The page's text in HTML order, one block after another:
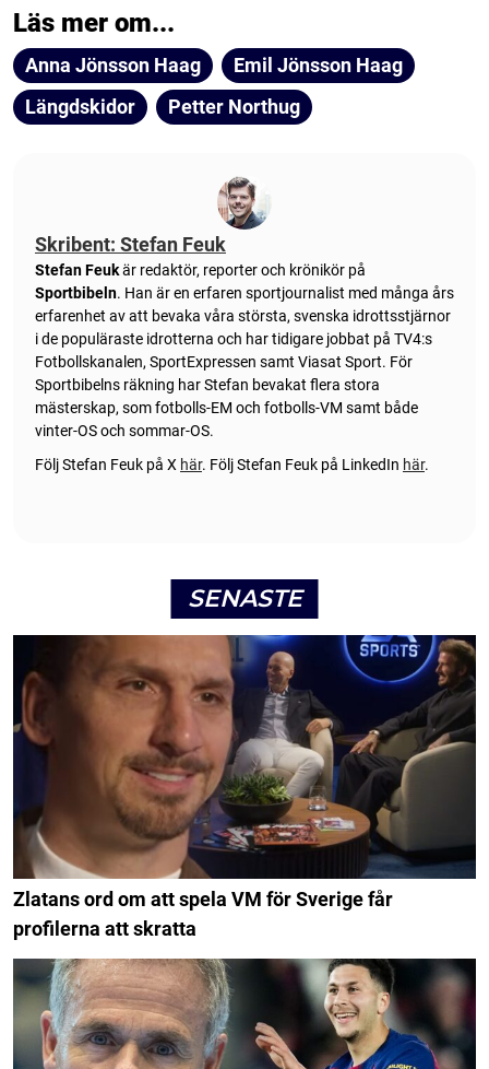
Läs mer om...
Anna Jönsson Haag
Emil Jönsson Haag
Längdskidor
Petter Northug
Skribent: Stefan Feuk
Stefan Feukär redaktör, reporter och krönikör på
Sportbibeln. Han är en erfaren sportjournalist med många års
erfarenhet av att bevaka våra största, svenska idrottsstjärnor
i de populäraste idrotterna och har tidigare jobbat på TV4:s
Fotbollskanalen, SportExpressen samt Viasat Sport. För
Sportbibelns räkning har Stefan bevakat flera stora
mästerskap, som fotbolls-EM och fotbolls-VM samt både
vinter-OS och sommar-OS.
Följ Stefan Feuk på X här. Följ Stefan Feuk på LinkedIn här.
SENASTE
Zlatans ord om att spela VM för Sverige får
profilerna att skratta